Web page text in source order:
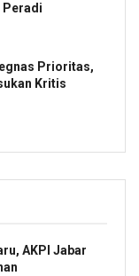
Peradi
Prioritas,
Kritis
AKPI Jabar